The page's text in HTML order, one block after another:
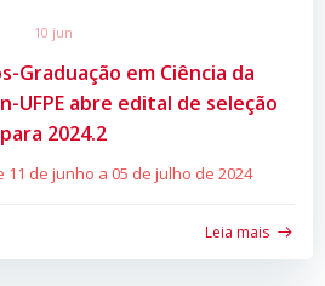
10 jun
Graduação em Ciência da
UFPE abre edital de seleção
para 2024.2
11 de junho a 05 de julho de 2024
Leia mais